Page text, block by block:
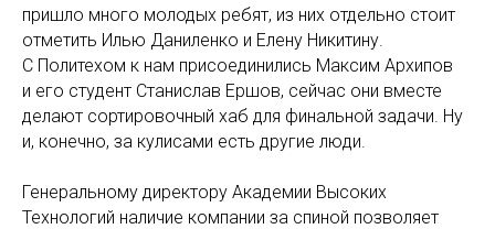
пришло много молодых ребят, из них отдельно стоит
отметить Илью Даниленко и Елену Никитину.
С Политехом к нам присоединились Максим Архипов
и его студент Станислав Ершов, сейчас они вместе
делают сортировочный хаб для финальной задачи. Ну
и, конечно, за кулисами есть другие люди.
Генеральному директору Академии Высоких
Технологий наличие компании за спиной позволяет